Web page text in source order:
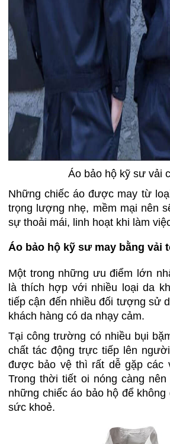
Áo bảo hộ kỹ sư vải
Những chiếc áo được may từ
trọng lượng nhẹ, mềm mại nên
sự thoải mái, linh hoạt khi làm
Áo bảo hộ kỹ sư may bằng vải
Một trong những ưu điểm lớn
là thích hợp với nhiều loại da
tiếp cận đến nhiều đối tượng sử
khách hàng có da nhạy cảm.
Tại công trường có nhiều bụi
chất tác động trực tiếp lên
được bảo vệ thì rất dễ gặp các
Trong thời tiết oi nóng càng
những chiếc áo bảo hộ để
sức khoẻ.